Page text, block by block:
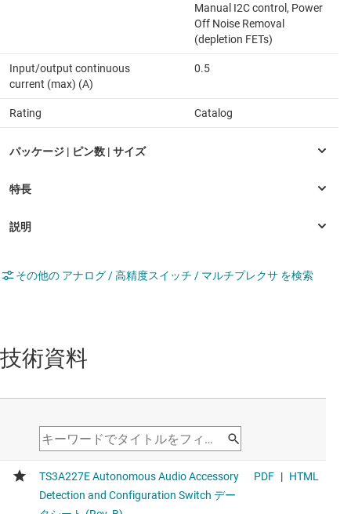
Manual I2C control, Power
Off Noise Removal
(depletion FETs)
Input/output continuous
current (max) (A)
0.5
Rating Catalog
その他の アナログ / 高精度スイッチ / マルチプレクサ を検索
技術資料